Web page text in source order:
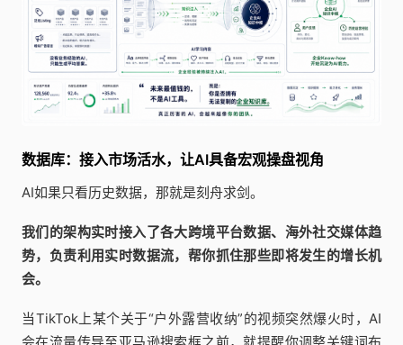
数据库：接入市场活水，让AI具备宏观操盘视角
AI如果只看历史数据，那就是刻舟求剑。
我们的架构实时接入了各大跨境平台数据、海外社交媒体趋
势，负责利用实时数据流，帮你抓住那些即将发生的增长机
会。
当TikTok上某个关于“户外露营收纳”的视频突然爆火时，AI
会在流量传导至亚马逊搜索框之前，就提醒你调整关键词布